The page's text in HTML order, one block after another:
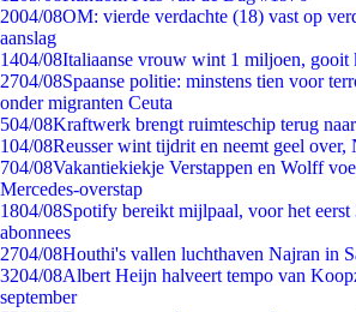
2004/08OM: vierde verdachte (18) vast op
aanslag
1404/08Italiaanse vrouw wint 1 miljoen, gooit
2704/08Spaanse politie: minstens tien voor
onder migranten Ceuta
504/08Kraftwerk brengt ruimteschip terug
104/08Reusser wint tijdrit en neemt geel over,
704/08Vakantiekiekje Verstappen en Wolff
Mercedes-overstap
1804/08Spotify bereikt mijlpaal, voor het
abonnees
2704/08Houthi's vallen luchthaven Najran in
3204/08Albert Heijn halveert tempo van
september